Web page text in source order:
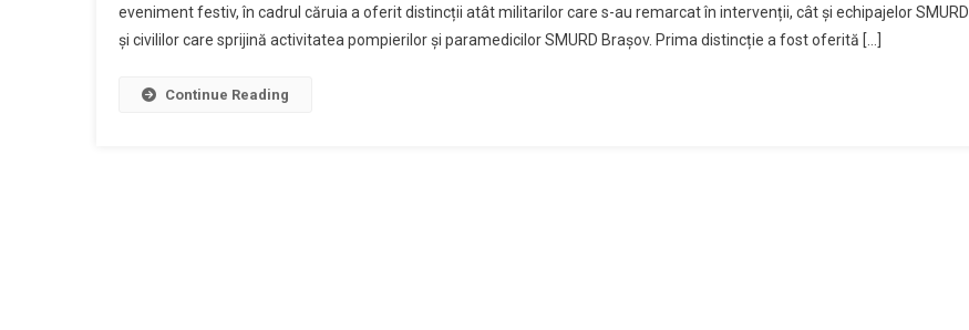
Cobor”,
Primarul
eveniment festiv, în cadrul căruia a oferit distincții atât militarilor care s-au remarcat în intervenții, cât și echipajelor SMURD
și civililor care sprijină activitatea pompierilor și paramedicilor SMURD Brașov. Prima distincție a fost oferită […]
Continue Reading